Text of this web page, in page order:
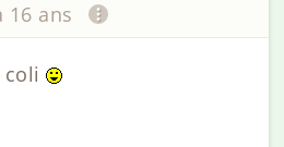
16 ans
coli